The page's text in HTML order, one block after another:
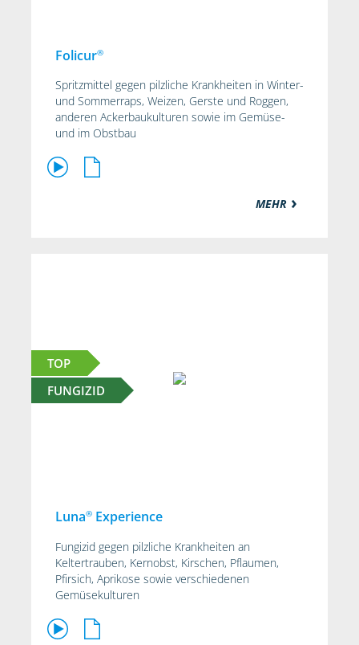
Folicur®
Spritzmittel gegen pilzliche Krankheiten in Winter-
und Sommerraps, Weizen, Gerste und Roggen,
anderen Ackerbaukulturen sowie im Gemüse-
und im Obstbau
MEHR
TOP
FUNGIZID
Luna® Experience
Fungizid gegen pilzliche Krankheiten an
Keltertrauben, Kernobst, Kirschen, Pflaumen,
Pfirsich, Aprikose sowie verschiedenen
Gemüsekulturen